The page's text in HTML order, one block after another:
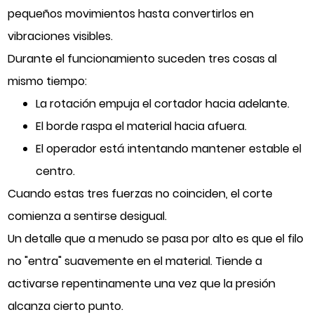
pequeños movimientos hasta convertirlos en
vibraciones visibles.
Durante el funcionamiento suceden tres cosas al
mismo tiempo:
La rotación empuja el cortador hacia adelante.
El borde raspa el material hacia afuera.
El operador está intentando mantener estable el
centro.
Cuando estas tres fuerzas no coinciden, el corte
comienza a sentirse desigual.
Un detalle que a menudo se pasa por alto es que el filo
no "entra" suavemente en el material. Tiende a
activarse repentinamente una vez que la presión
alcanza cierto punto.